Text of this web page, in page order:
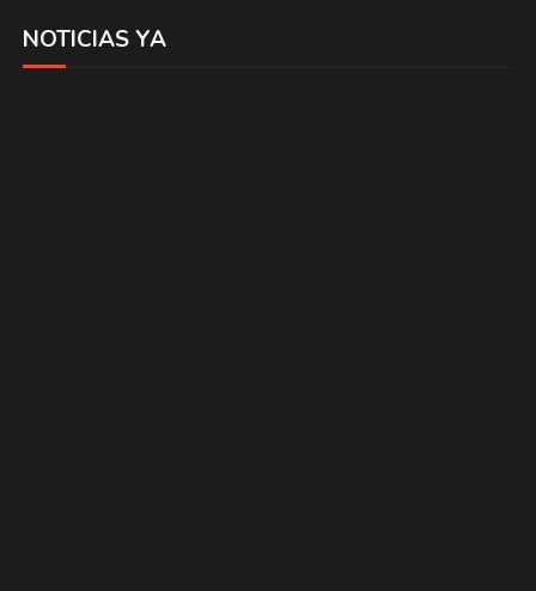
NOTICIAS YA